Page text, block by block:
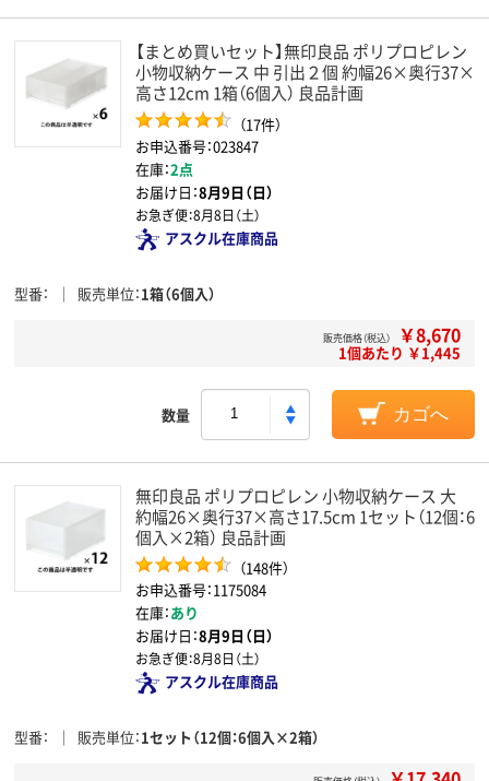
【まとめ買いセット】無印良品 ポリプロピレン
小物収納ケース 中 引出２個 約幅26×奥行37×
高さ12cm 1箱（6個入） 良品計画
（17件）
お申込番号：023847
在庫：2点
お届け日：8月9日（日）
お急ぎ便：8月8日（土）
アスクル在庫商品
型番 販売単位 1箱（6個入）
販売価格（税込） ￥8,670
1個あたり ￥1,445
数量 カゴへ
無印良品 ポリプロピレン 小物収納ケース 大
約幅26×奥行37×高さ17.5cm 1セット（12個：6
個入×2箱） 良品計画
（148件）
お申込番号：1175084
在庫：あり
お届け日：8月9日（日）
お急ぎ便：8月8日（土）
アスクル在庫商品
型番 販売単位 1セット（12個：6個入×2箱）